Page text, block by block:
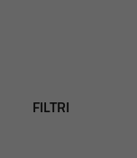
FILTRI